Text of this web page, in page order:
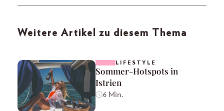
Weitere Artikel zu diesem Thema
LIFESTYLE
Sommer-Hotspots in
Istrien
6 Min.